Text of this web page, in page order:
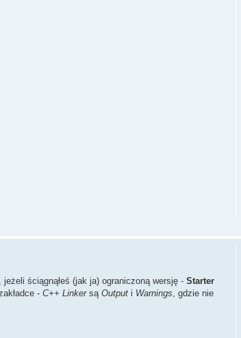
ściągnąłeś (jak ja) ograniczoną wersję - Starter
- C++ Linkersą Output i Warnings , gdzie nie